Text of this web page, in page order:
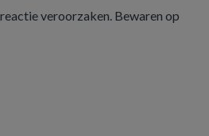
veroorzaken. Bewaren op